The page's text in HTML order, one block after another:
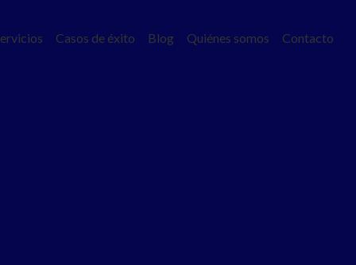
Casos de éxito Blog Quiénes somos Contacto